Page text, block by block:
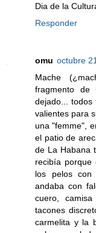
Dia de la
Responder
omu octubre
Mache
fragmento
dejado...
valientes para
una "femme",
el patio de
de La Habana
recibía porque
los pelos con
andaba con
cuero,
tacones
carmelita y la